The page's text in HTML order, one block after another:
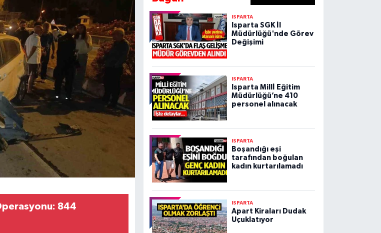
844
ISPARTA
Isparta SGK İl
Müdürlüğü'nde Görev
Değişimi
ISPARTA
Isparta Millİ Eğitim
Müdürlüğü’ne 410
personel alınacak
ISPARTA
Boşandığı eşi
tarafından boğulan
kadın kurtarılamadı
ISPARTA
Apart Kiraları Dudak
Uçuklatıyor